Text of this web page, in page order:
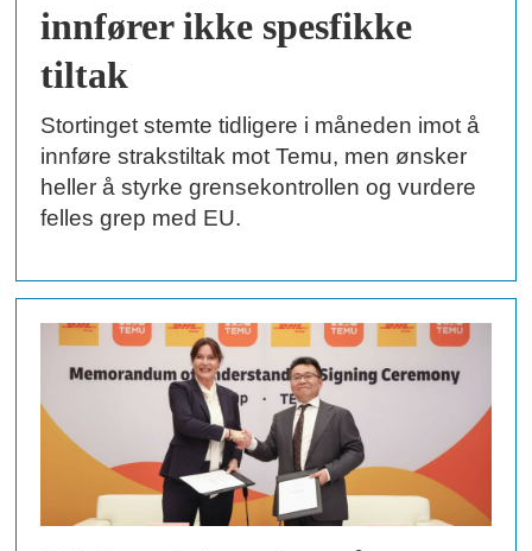
innfører ikke spesfikke
tiltak
Stortinget stemte tidligere i måneden imot å
innføre strakstiltak mot Temu, men ønsker
heller å styrke grensekontrollen og vurdere
felles grep med EU.